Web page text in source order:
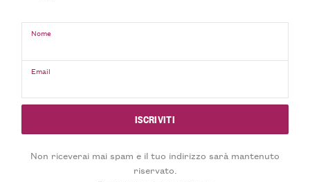
Nome
Email
Non riceverai mai spam e il tuo indirizzo sarà mantenuto
riservato.